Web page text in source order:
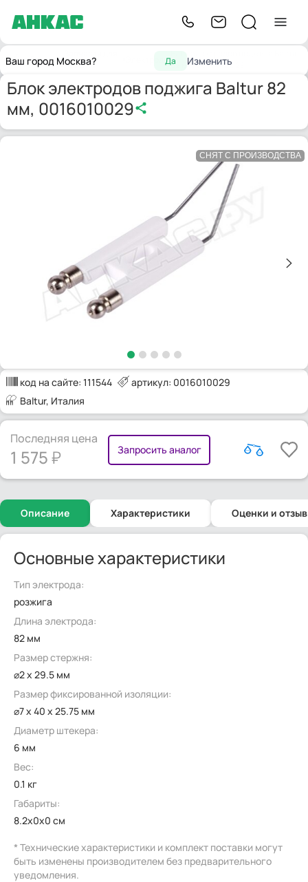
Ваш город Москва? Да Изменить
Главнаягорелок
Электроды82 мм, 0016010029
Блок электродов поджига Baltur 82
мм, 0016010029
СНЯТ С ПРОИЗВОДСТВА
код на сайте: 111544
артикул: 0016010029
Baltur, Италия
Последняя цена
1 575 Запросить аналог
Описание Характеристики Оценки и
Основные характеристики
Тип электрода:
розжига
Длина электрода:
82 мм
Размер стержня:
⌀2 x 29.5 мм
Размер фиксированной изоляции:
⌀7 x 40 x 25.75 мм
Диаметр штекера:
6 мм
Вес:
0.1 кг
Габариты:
8.2x0x0 см
* Технические характеристики и комплект поставки могут
быть изменены производителем без предварительного
уведомления.